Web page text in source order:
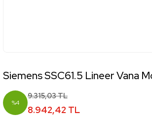
Siemens SSC61.5 Lineer Vana
%4
9.315,03 TL
8.942,42 TL